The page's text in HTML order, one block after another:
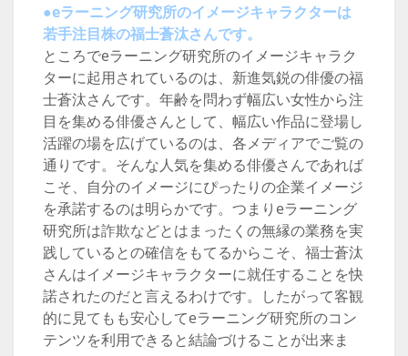
●eラーニング研究所のイメージキャラクターは
若手注目株の福士蒼汰さんです。
ところでeラーニング研究所のイメージキャラク
ターに起用されているのは、新進気鋭の俳優の福
士蒼汰さんです。年齢を問わず幅広い女性から注
目を集める俳優さんとして、幅広い作品に登場し
活躍の場を広げているのは、各メディアでご覧の
通りです。そんな人気を集める俳優さんであれば
こそ、自分のイメージにぴったりの企業イメージ
を承諾するのは明らかです。つまりeラーニング
研究所は詐欺などとはまったくの無縁の業務を実
践しているとの確信をもてるからこそ、福士蒼汰
さんはイメージキャラクターに就任することを快
諾されたのだと言えるわけです。したがって客観
的に見てもも安心してeラーニング研究所のコン
テンツを利用できると結論づけることが出来ま